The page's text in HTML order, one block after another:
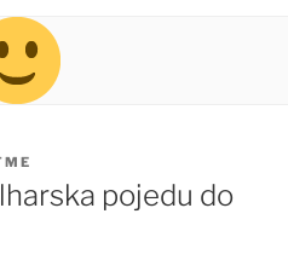
pojedu do